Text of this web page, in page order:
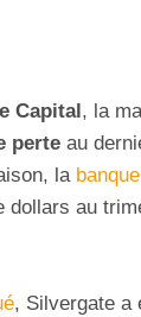
Capital, la
perte au
la banque
dollars au
, Silvergate a